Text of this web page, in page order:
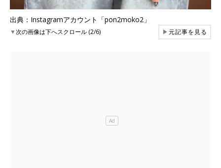
出典：Instagramアカウント「pon2moko2」
▼次の画像は下へスクロール (2/6) ▶元記事を見る